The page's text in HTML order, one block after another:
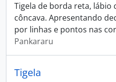
Tigela de borda reta, lábio
côncava. Apresentando
por linhas e pontos nas
Pankararu
Tigela